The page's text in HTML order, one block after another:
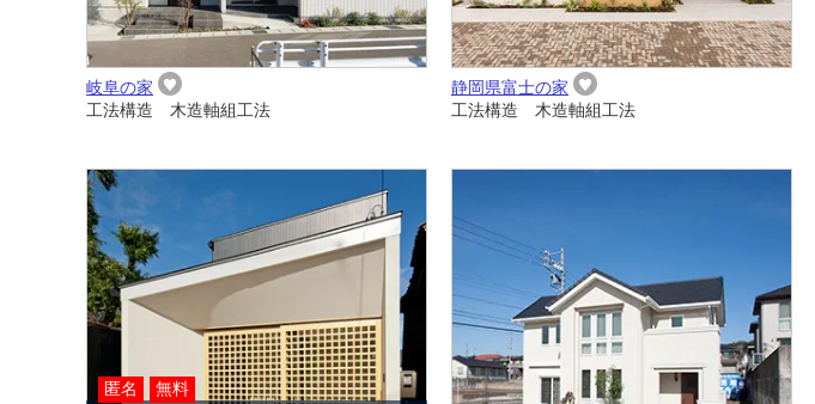
岐阜の家
工法構造 木造軸組工法
静岡県富士の家
工法構造 木造軸組工法
匿名 無料